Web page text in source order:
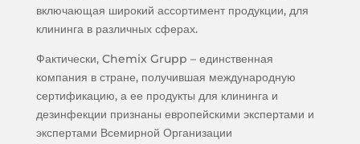
включающая широкий ассортимент продукции, для
клининга в различных сферах.
Фактически, Chemix Grupp – единственная
компания в стране, получившая международную
сертификацию, а ее продукты для клининга и
дезинфекции признаны европейскими экспертами и
экспертами Всемирной Организации